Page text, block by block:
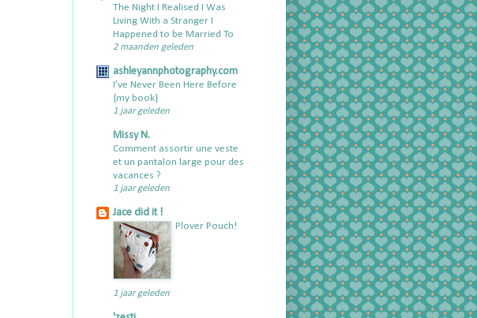
The Night I Realised I Was
Living With a Stranger I
Happened to be Married To
2 maanden geleden
ashleyannphotography.com
I’ve Never Been Here Before
{my book}
1 jaar geleden
Missy N.
Comment assortir une veste
et un pantalon large pour des
vacances ?
1 jaar geleden
Jace did it !
Plover Pouch!
1 jaar geleden